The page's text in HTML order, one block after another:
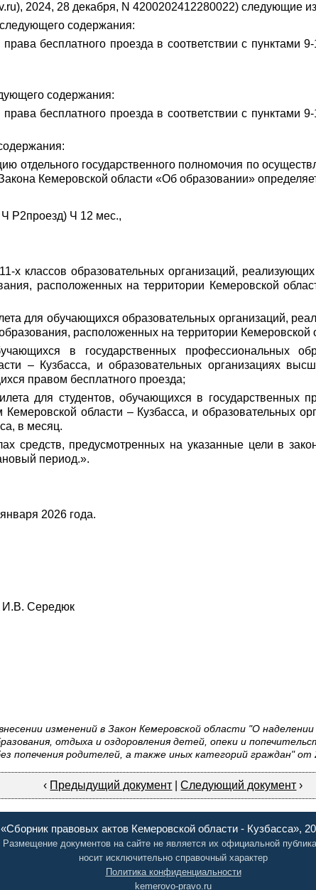
2024, 28 декабря, N 4200202412280022) следующие
содержания:
бесплатного проезда в соответствии с пунктами
содержания:
бесплатного проезда в соответствии с пунктами
отдельного государственного полномочия по
Кемеровской области «Об образовании»
Р2проезд) Ч 12 мес.,
х классов образовательных организаций,
расположенных на территории Кемеровской
для обучающихся образовательных организаций,
расположенных на территории Кемеровской
в государственных профессиональных
– Кузбасса, и образовательных организациях
правом бесплатного проезда;
для студентов, обучающихся в государственных
области – Кузбасса, и образовательных
в месяц.
средств, предусмотренных на указанные цели в
период.».
2026 года.
Середюк
изменений в Закон Кемеровской области "О
отдыха и оздоровления детей, опеки и
попечения родителей, а также иных категорий граждан" от
‹ Предыдущий документ |Следующий документ ›
«Сборник правовых актов Кемеровской области - Кузбасса»,
Размещение документов на сайте не является их официальной
носит исключительно справочный характер
Политика конфиденциальности
kemerovo-pravo.ru